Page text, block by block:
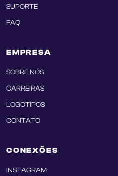
SUPORTE
FAQ
EMPRESA
SOBRE NÓS
CARREIRAS
LOGOTIPOS
CONTATO
CONEXÕES
INSTAGRAM